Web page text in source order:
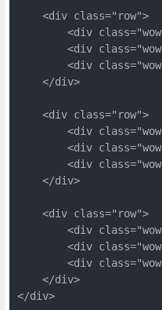
    <div class="row">
<div
<div
<div
    </div>
    <div class="row">
<div
<div
<div
    </div>
    <div class="row">
<div
<div
<div
    </div>
</div>